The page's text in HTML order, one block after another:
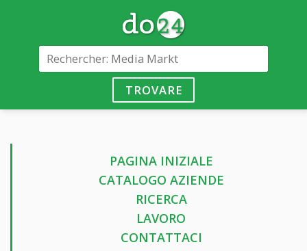
TROVARE
PAGINA INIZIALE
CATALOGO AZIENDE
RICERCA
LAVORO
CONTATTACI